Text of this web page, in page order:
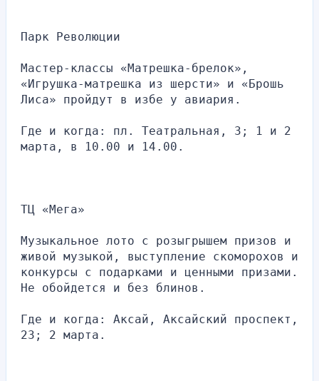
Парк Революции
Мастер-классы «Матрешка-брелок»,
«Игрушка-матрешка из шерсти» и «Брошь
Лиса» пройдут в избе у авиария.
Где и когда: пл. Театральная, 3; 1 и 2
марта, в 10.00 и 14.00.
ТЦ «Мега»
Музыкальное лото с розыгрышем призов и
живой музыкой, выступление скоморохов и
конкурсы с подарками и ценными призами.
Не обойдется и без блинов.
Где и когда: Аксай, Аксайский проспект,
23; 2 марта.